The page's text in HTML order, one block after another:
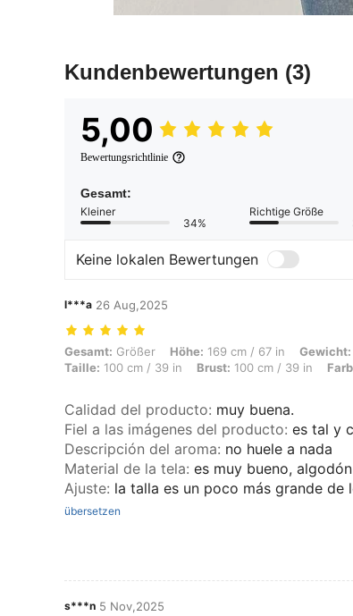
Kundenbewertungen (3)
5,00
Bewertungsrichtlinie
Gesamt:
Kleiner
34%
Richtige Größe
Keine lokalen Bewertungen
l***a 26 Aug,2025
Gesamt: Größer, Höhe: 169 cm / 67 in, Gewicht: 75 kg /
Gesamt: Größer Höhe: 169 cm / 67 in Gewicht:
Taille: 100 cm / 39 in Brust: 100 cm / 39 in
Calidad del producto: muy buena.
Fiel a las imágenes del producto: es tal y
Descripción del aroma: no huele a nada
Material de la tela: es muy bueno,
Ajuste: la talla es un poco más grande de
übersetzen
s***n 5 Nov,2025